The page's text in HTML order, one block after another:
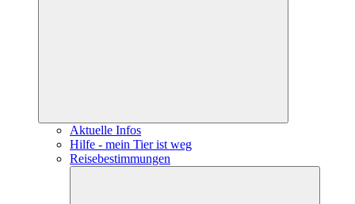
Aktuelle Infos
Hilfe - mein Tier ist weg
Reisebestimmungen